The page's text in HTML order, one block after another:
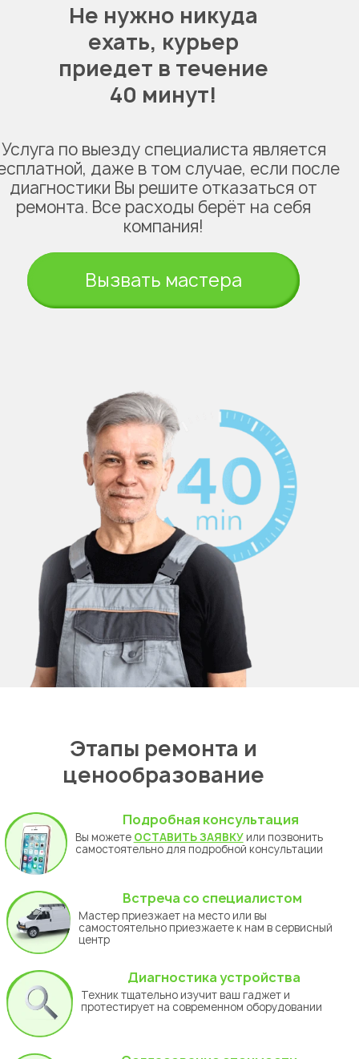
Не нужно никуда
ехать, курьер
приедет в течение
40 минут!
Услуга по выезду специалиста является
даже в том случае, если после
диагностики Вы решите отказаться от
ремонта. Все расходы берёт на себя
компания!
Вызвать мастера
Этапы ремонта и
ценообразование
Подробная консультация
Вы можете ОСТАВИТЬ ЗАЯВКУили позвонить
самостоятельно для подробной консультации
Встреча со специалистом
Мастер приезжает на место или вы
самостоятельно приезжаете к нам в сервисный
центр
Диагностика устройства
Техник тщательно изучит ваш гаджет и
протестирует на современном оборудовании